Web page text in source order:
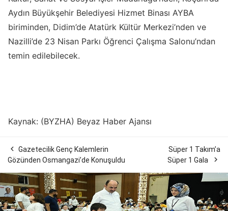
Aydın Büyükşehir Belediyesi Hizmet Binası AYBA
biriminden, Didim’de Atatürk Kültür Merkezi’nden ve
Nazilli’de 23 Nisan Parkı Öğrenci Çalışma Salonu’ndan
temin edilebilecek.
Kaynak: (BYZHA) Beyaz Haber Ajansı
 Gazetecilik Genç Kalemlerin
Gözünden Osmangazi’de Konuşuldu
Süper 1 Takım’a
Süper 1 Gala
